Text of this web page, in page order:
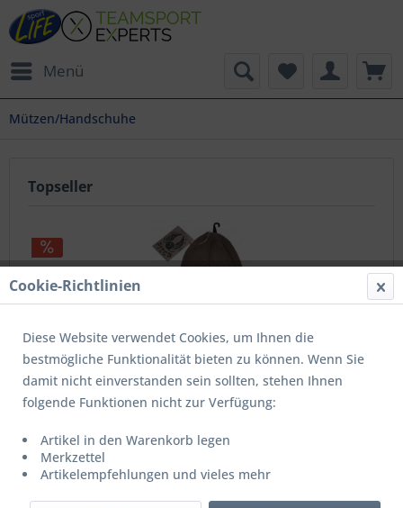
Menü
Mützen/Handschuhe
Topseller
beanie pitch
Inhalt1
Letzter niedrigster Preis: 6,00 € *
Cookie-Richtlinien
Diese Website verwendet Cookies, um Ihnen die
bestmögliche Funktionalität bieten zu können. Wenn Sie
damit nicht einverstanden sein sollten, stehen Ihnen
folgende Funktionen nicht zur Verfügung:
Artikel in den Warenkorb legen
Merkzettel
Artikelempfehlungen und vieles mehr